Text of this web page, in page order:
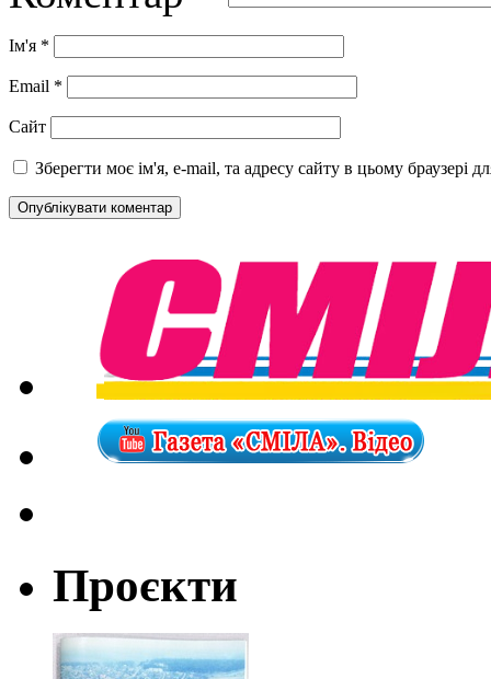
Ім'я *
Email *
Сайт
Зберегти моє ім'я, e-mail, та адресу сайту в цьому браузері
Проєкти